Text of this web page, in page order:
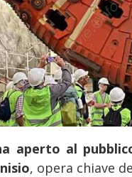
aperto al
, opera chiave